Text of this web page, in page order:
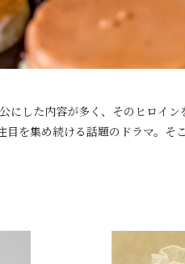
した内容が多く、そのヒロイ
を集め続ける話題のドラマ。そ